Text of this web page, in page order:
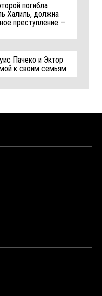
погибла
Халиль, должна
преступление —
Пачеко и Эктор
к своим семьям